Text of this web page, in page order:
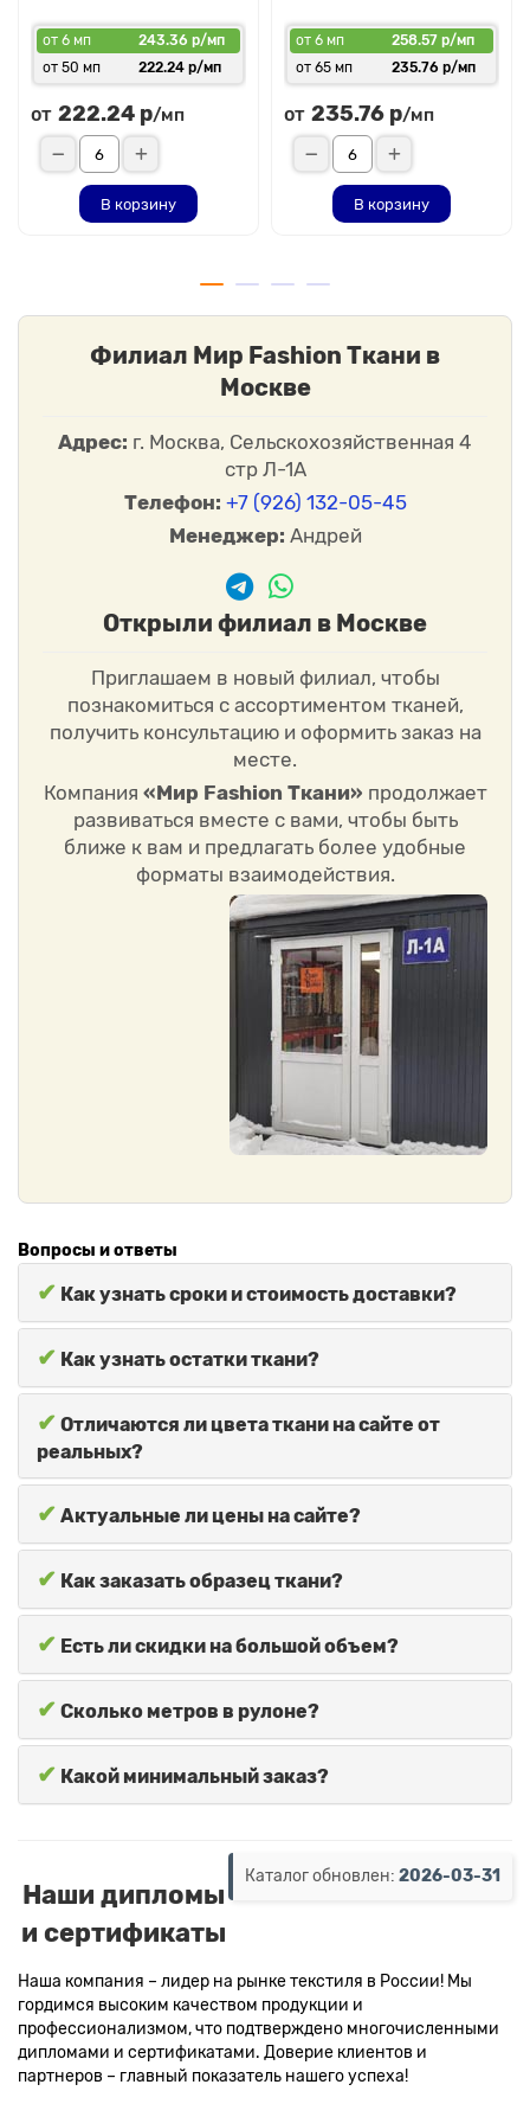
от 6 мп
243.36 р/мп
от 50 мп
222.24 р/мп
от 222.24 р/мп
В корзину
от 6 мп
258.57 р/мп
от 65 мп
235.76 р/мп
от 235.76 р/мп
В корзину
Филиал Мир Fashion Ткани в
Москве
Адрес: г. Москва, Сельскохозяйственная 4
стр Л-1А
Телефон: +7 (926) 132-05-45
Менеджер: Андрей
Открыли филиал в Москве
Приглашаем в новый филиал, чтобы
познакомиться с ассортиментом тканей,
получить консультацию и оформить заказ на
месте.
Компания «Мир Fashion Ткани» продолжает
развиваться вместе с вами, чтобы быть
ближе к вам и предлагать более удобные
форматы взаимодействия.
Вопросы и ответы
✔ Как узнать сроки и стоимость доставки?
✔ Как узнать остатки ткани?
✔ Отличаются ли цвета ткани на сайте от
реальных?
✔ Актуальные ли цены на сайте?
✔ Как заказать образец ткани?
✔ Есть ли скидки на большой объем?
✔ Сколько метров в рулоне?
✔ Какой минимальный заказ?
Каталог обновлен: 2026-03-31
Наши дипломы
и сертификаты
Наша компания – лидер на рынке текстиля в России! Мы
гордимся высоким качеством продукции и
профессионализмом, что подтверждено многочисленными
дипломами и сертификатами. Доверие клиентов и
партнеров – главный показатель нашего успеха!